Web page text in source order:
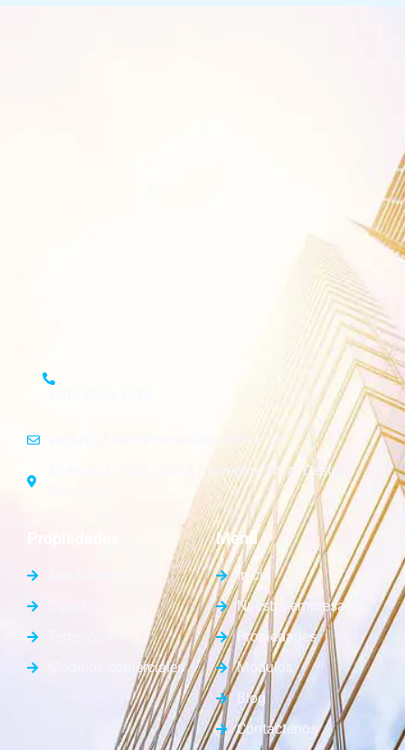
ventas@luneroinmobiliaria.com
Altamira D´Este, SINSA Proyectos 1c. al Oeste.
Módulos comerciales
Menú
Inicio
Nuestra empresa
Propiedades
Módulos
Blog
Contáctenos